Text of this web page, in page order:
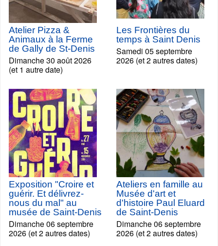
Atelier Pizza &
Animaux à la Ferme
de Gally de St-Denis
Dimanche 30 août 2026
(et 1 autre date)
Les Frontières du
temps à Saint Denis
Samedi 05 septembre
2026 (et 2 autres dates)
Exposition "Croire et
guérir. Et délivrez-
nous du mal" au
musée de Saint-Denis
Dimanche 06 septembre
2026 (et 2 autres dates)
Ateliers en famille au
Musée d'art et
d'histoire Paul Eluard
de Saint-Denis
Dimanche 06 septembre
2026 (et 2 autres dates)